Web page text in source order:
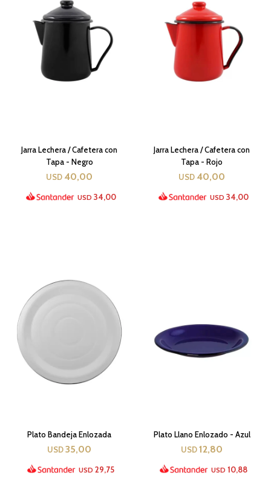
Jarra Lechera / Cafetera con
Tapa - Negro
USD 40,00
USD 34,00
Jarra Lechera / Cafetera con
Tapa - Rojo
USD 40,00
USD 34,00
Plato Bandeja Enlozada
USD 35,00
USD 29,75
Plato Llano Enlozado - Azul
USD 12,80
USD 10,88